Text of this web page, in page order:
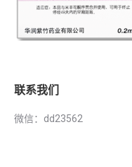
联系我们
微信：dd23562